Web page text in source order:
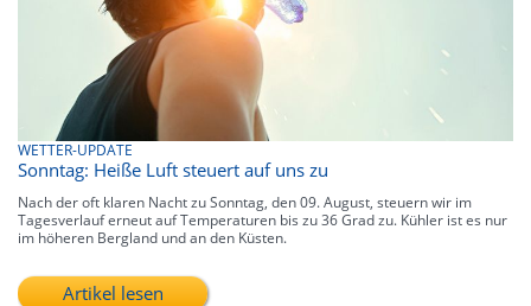
WETTER-UPDATE
Sonntag: Heiße Luft steuert auf uns zu
Nach der oft klaren Nacht zu Sonntag, den 09. August, steuern wir im
Tagesverlauf erneut auf Temperaturen bis zu 36 Grad zu. Kühler ist es nur
im höheren Bergland und an den Küsten.
Artikel lesen